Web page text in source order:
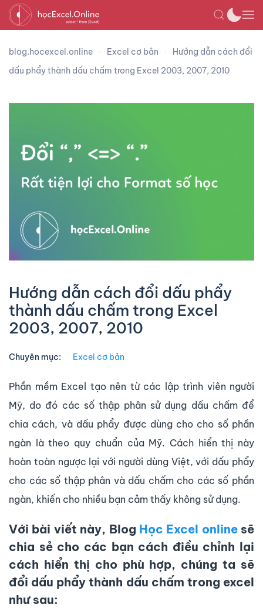
blog.hocexcel.online Excel cơ bản
Hướng dẫn cách đổi
dấu phẩy thành dấu chấm trong Excel 2003, 2007, 2010
Hướng dẫn cách đổi dấu phẩy
thành dấu chấm trong Excel
2003, 2007, 2010
Chuyên mục: Excel cơ bản
Phần mềm Excel tạo nên từ các lập trình viên người
Mỹ, do đó các số thập phân sử dụng dấu chấm để
chia cách, và dấu phẩy được dùng cho cho số phần
ngàn là theo quy chuẩn của Mỹ. Cách hiển thị này
hoàn toàn ngược lại với người dùng Việt, với dấu phẩy
cho các số thập phân và dấu chấm cho các số phần
ngàn, khiến cho nhiều bạn cảm thấy không sử dụng.
Với bài viết này, Blog Học Excel onlinesẽ
chia sẻ cho các bạn cách điều chỉnh lại
cách hiển thị cho phù hợp, chúng ta sẽ
đổi dấu phẩy thành dấu chấm trong excel
như sau: